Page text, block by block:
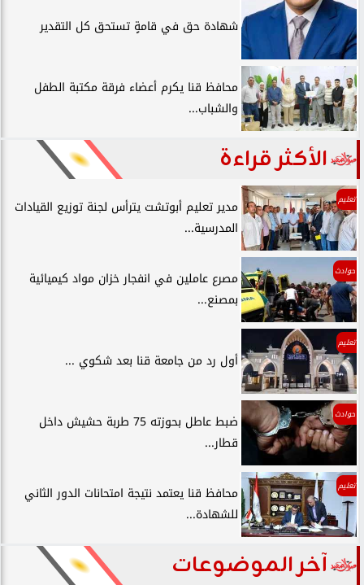
شهادة حق في قامةٍ تستحق كل التقدير
محافظ قنا يكرم أعضاء فرقة مكتبة الطفل
والشباب...
الأكثر قراءة
تعليم
مدير تعليم أبوتشت يترأس لجنة توزيع القيادات
المدرسية...
حوادث
مصرع عاملين في انفجار خزان مواد كيميائية
بمصنع...
تعليم
أول رد من جامعة قنا بعد شكوي ...
حوادث
ضبط عاطل بحوزته 75 طربة حشيش داخل
قطار...
تعليم
محافظ قنا يعتمد نتيجة امتحانات الدور الثاني
للشهادة...
آخر الموضوعات